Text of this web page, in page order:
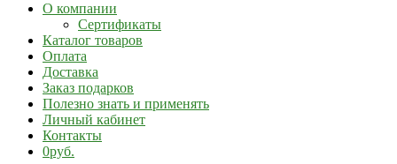
О компании
Сертификаты
Каталог товаров
Оплата
Доставка
Заказ подарков
Полезно знать и применять
Личный кабинет
Контакты
0руб.